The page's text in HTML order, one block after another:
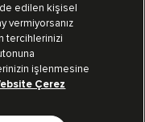
edilen kişisel
vermiyorsanız
tercihlerinizi
işlenmesine
Çerez